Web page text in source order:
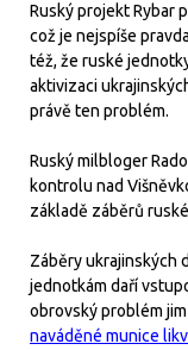
Ruský projekt Rybar
což je nejspíše
též, že ruské
aktivizaci
právě ten problém.
Ruský milbloger
kontrolu nad
základě záběrů
Záběry ukrajinských
jednotkám daří
obrovský problém
naváděné munice